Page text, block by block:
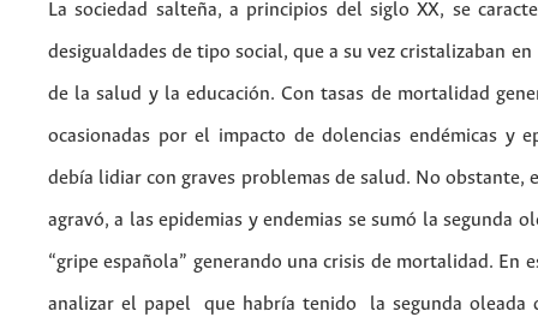
La sociedad salteña, a principios del siglo XX, se
desigualdades de tipo social, que a su vez cristalizaban
de la salud y la educación. Con tasas de mortalidad
ocasionadas por el impacto de dolencias endémicas y
debía lidiar con graves problemas de salud. No obstante,
agravó, a las epidemias y endemias se sumó la segunda
“gripe española” generando una crisis de mortalidad. En
analizar el papel que habría tenido la segunda oleada